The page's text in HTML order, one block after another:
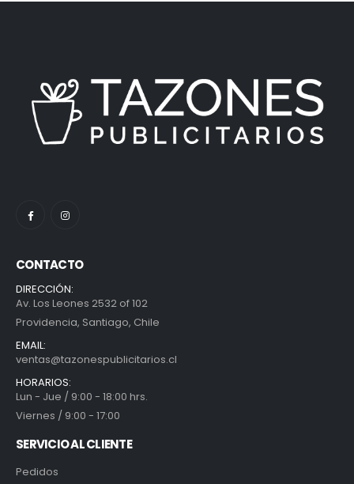
CONTACTO
DIRECCIÓN:
Av. Los Leones 2532 of 102
Providencia, Santiago, Chile
EMAIL:
ventas@tazonespublicitarios.cl
HORARIOS:
Lun - Jue / 9:00 - 18:00 hrs.
Viernes / 9:00 - 17:00
SERVICIO AL CLIENTE
Pedidos